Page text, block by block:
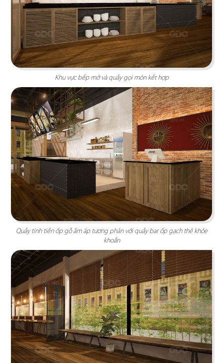
KATINAT WATERBUS
Dự án được chúng tôi hoàn thiện gấp rút trong 35
ngày, mang đến một không gian thưởng thức
cafe - trà sữa ấn tượng
Chi tiết
BẮC KIM THANG
Nhà hàng Bắc Kim Thang được thiết kế theo
phong cách Việt Nam dân gian đương đại...
Chi tiết
Khu vực bếp mở và quầy gọi món kết hợp
Quầy tính tiền ốp gỗ ấm áp tương phản với quầy bar ốp gạch thẻ khỏe
khoắn